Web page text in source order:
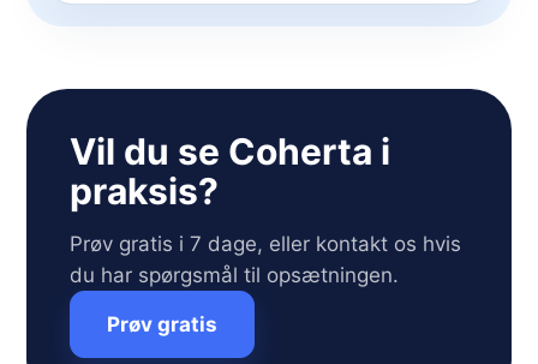
Vil du se Coherta i
praksis?
Prøv gratis i 7 dage, eller kontakt os hvis
du har spørgsmål til opsætningen.
Prøv gratis